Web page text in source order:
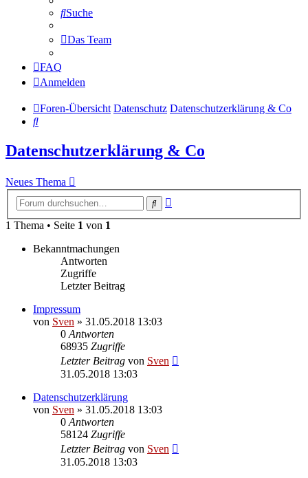
Suche
Das Team
FAQ
Anmelden
Foren-Übersicht Datenschutz Datenschutzerklärung & Co
Suche
Datenschutzerklärung & Co
Neues Thema
Suche
1 Thema • Seite 1 von 1
Bekanntmachungen
Antworten
Zugriffe
Letzter Beitrag
Impressum
von Sven » 31.05.2018 13:03
0 Antworten
68935 Zugriffe
Letzter Beitrag von Sven
31.05.2018 13:03
Datenschutzerklärung
von Sven » 31.05.2018 13:03
0 Antworten
58124 Zugriffe
Letzter Beitrag von Sven
31.05.2018 13:03